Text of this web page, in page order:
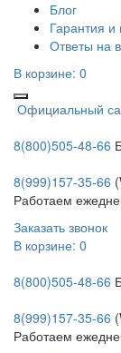
Блог
Гарантия и
Ответы на
В корзине: 0
Официальный
8(800)505-48-66
8(999)157-35-66
Работаем
Заказать звонок
В корзине: 0
8(800)505-48-66
8(999)157-35-66
Работаем